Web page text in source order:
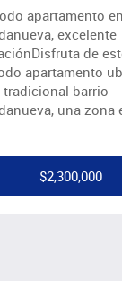
en arriendo
sector La
de la
y
uno de los
crecimiento de
$3,100,000